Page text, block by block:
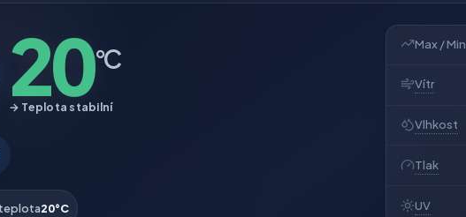
20°C
→ Teplota stabilní
20°C
Max / Min
Vítr
Vlhkost
Tlak
UV